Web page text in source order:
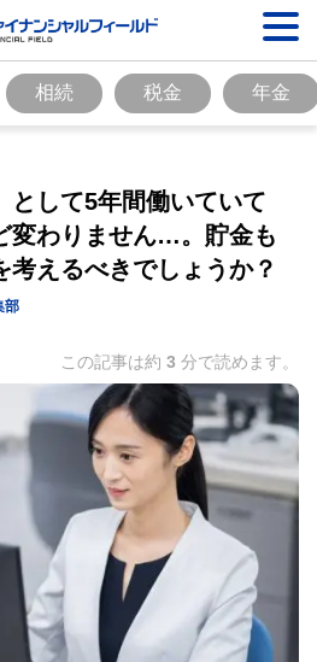
相続 税金 年金
として5年間働いていて
変わりません…。貯金も
考えるべきでしょうか？
部
この記事は約 3 分で読めます。